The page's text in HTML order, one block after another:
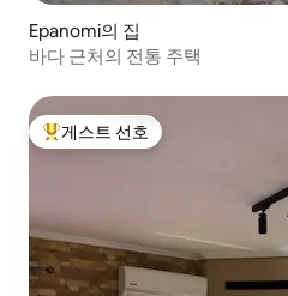
Epanomi의 집
바다 근처의 전통 주택
상위 게스트 선호
게스트 선호